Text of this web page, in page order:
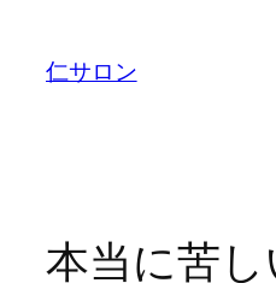
仁サロン
本当に苦